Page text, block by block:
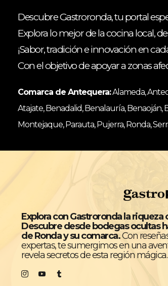
Descubre Gastroronda, tu portal
Explora lo mejor de la cocina local,
¡Sabor, tradición e innovación en
Con el objetivo de apoyar a zonas
Comarca de Antequera:Alameda,
Atajate, Benadalid, Benalauría, Benaoján,
Montejaque, Parauta, Pujerra, Ronda,
Explora con Gastroronda la
Descubre desde bodegas ocultas
de Ronda y su comarca.Con
expertas, te sumergimos en una
revela secretos de esta región mágica.